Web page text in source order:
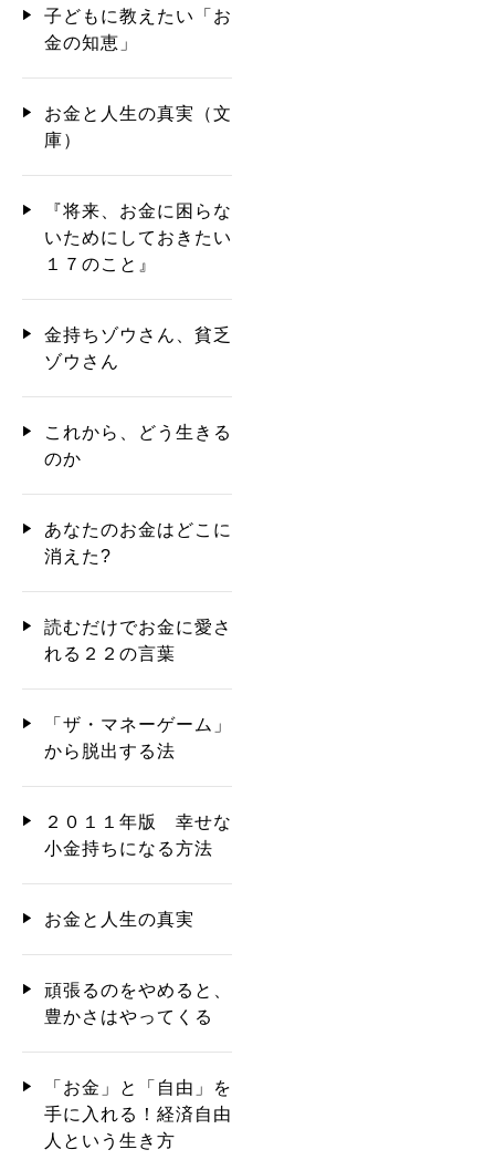
子どもに教えたい「お
金の知恵」
お金と人生の真実（文
庫）
『将来、お金に困らな
いためにしておきたい
１７のこと』
金持ちゾウさん、貧乏
ゾウさん
これから、どう生きる
のか
あなたのお金はどこに
消えた?
読むだけでお金に愛さ
れる２２の言葉
「ザ・マネーゲーム」
から脱出する法
２０１１年版 幸せな
小金持ちになる方法
お金と人生の真実
頑張るのをやめると、
豊かさはやってくる
「お金」と「自由」を
手に入れる！経済自由
人という生き方